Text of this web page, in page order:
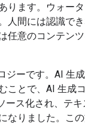
ります。ウォー
人間には認識で
任意のコンテン
ジーです。AI 生
ことで、AI 生成
ース化され、テ
なりました。こ